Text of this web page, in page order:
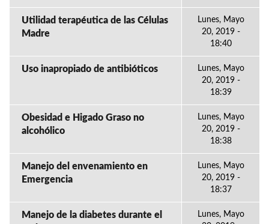
Utilidad terapéutica de las Células
Madre
Lunes, Mayo
20, 2019 -
18:40
Uso inapropiado de antibióticos
Lunes, Mayo
20, 2019 -
18:39
Obesidad e Higado Graso no
alcohólico
Lunes, Mayo
20, 2019 -
18:38
Manejo del envenamiento en
Emergencia
Lunes, Mayo
20, 2019 -
18:37
Manejo de la diabetes durante el
Lunes, Mayo